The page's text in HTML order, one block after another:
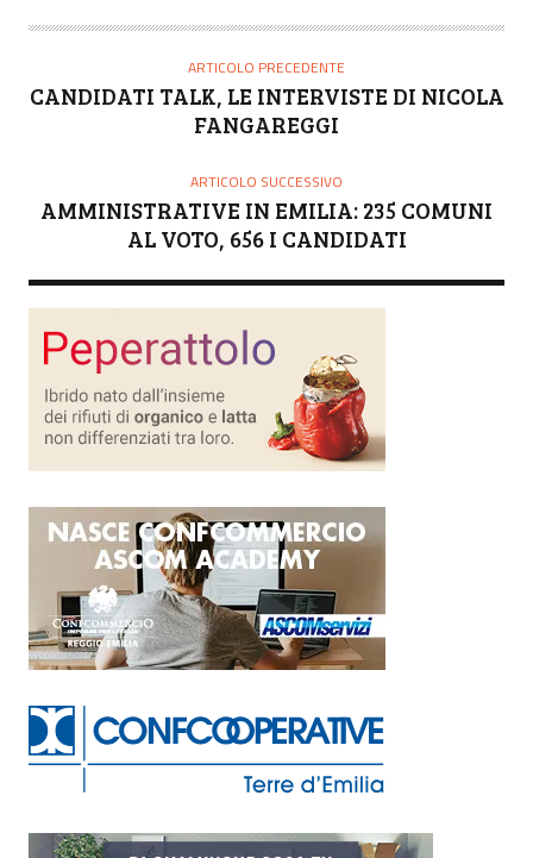
T
R
ARTICOLO PRECEDENTE
CANDIDATI TALK, LE INTERVISTE DI NICOLA
FANGAREGGI
ARTICOLO SUCCESSIVO
AMMINISTRATIVE IN EMILIA: 235 COMUNI
AL VOTO, 656 I CANDIDATI